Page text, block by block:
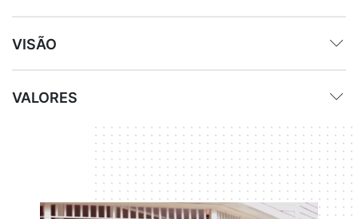
VISÃO
VALORES